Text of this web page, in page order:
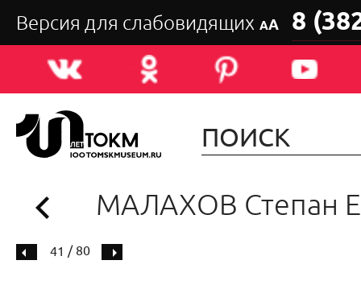
Версия для слабовидящих АА 8
МАЛАХОВ Степан
41 / 80